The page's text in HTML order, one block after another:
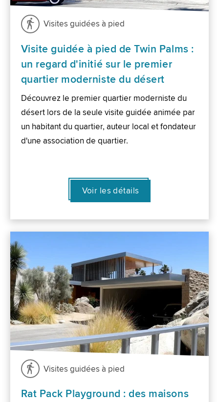
Visites guidées à pied
Visite guidée à pied de Twin Palms :
un regard d'initié sur le premier
quartier moderniste du désert
Découvrez le premier quartier moderniste du
désert lors de la seule visite guidée animée par
un habitant du quartier, auteur local et fondateur
d'une association de quartier.
Voir les détails
Visites guidées à pied
Rat Pack Playground : des maisons